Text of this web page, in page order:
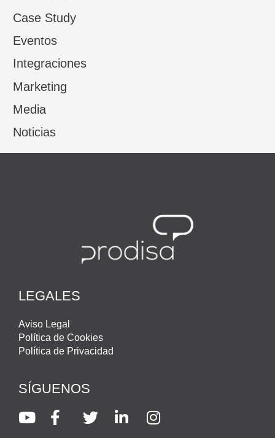
Case Study
Eventos
Integraciones
Marketing
Media
Noticias
LEGALES
Aviso Legal
Política de Cookies
Política de Privacidad
SÍGUENOS